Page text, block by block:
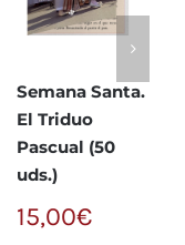
Semana Santa.
El Triduo
Pascual (50
uds.)
15,00€